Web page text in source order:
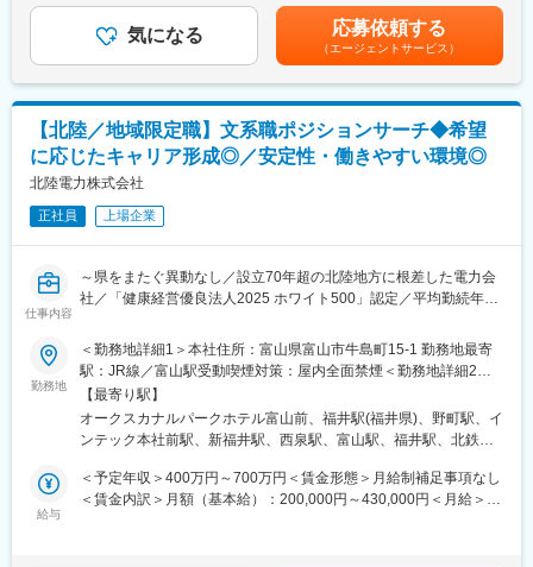
◇平均勤続年数21.9年と長く働き続けている方多数在籍◎
◇UIターン歓迎／入社の際の引越費用や移動費用は支給◎
◇社内規定に該当する場合寮や社宅へご入居可能◎
・8:40～17:20（実働7時間40分）
・フレックスタイム勤務が可能です。
・下記交替勤務の可能性がございます。
＜交代勤務例（３交代勤務）＞
１直 00：00～08：15
２直 08：00～16：15
３直 16：00～24：15
※上記は一例となっております。
部門・働き方により異なるため、ジョブマッチング面談内にて詳
■当社の魅力：
豊富な水資源を活用した高い水力比率を強みとし多種多様な電源
を開発した独自のエネルギーミックスで低廉な電力提供を可能と
してきた当社。地域の未来をえがき、「総合エネルギー事業」拡
る可能性があります。月給(月額)は固定手当を含めた表記です。
気になる 応募依頼する
（エージェントサービス）
【北陸／地域限定職】文系職ポジションサーチ◆希望
に応じたキャリア形成◎／安定性・働きやすい環境◎
北陸電力株式会社
正社員 上場企業
仕事内容
～県をまたぐ異動なし／設立70年超の北陸地方に根差した電力会
社／「健康経営優良法人2025 ホワイト500」認定／平均勤続年数
■業務内容：
事務職のポジションサーチ求人となります。以下いずれかの部門
へ配属となります（入社後、ジョブローテーションあり）。
※県内の異動はありますが、県をまたぐ転勤のない地域限定職で
す。
■具体的には：
勤務地
＜勤務地詳細1＞本社住所：富山県富山市牛島町15-1 勤務地最寄
駅：JR線／富山駅受動喫煙対策：屋内全面禁煙＜勤務地詳細2＞
福井支店住所：福井県福井市日之出1丁目4番1号 勤務地最寄駅：
JR線／福井駅受動喫煙対策：屋内全面禁煙＜勤務地詳細3＞石川
支店住所：石川県金沢市下本多町六番丁11番地 勤務地最寄駅：北
【最寄り駅】
オークスカナルパークホテル富山前、福井駅(福井県)、野町駅、イ
ンテック本社前駅、新福井駅、西泉駅、富山駅、福井駅、北鉄金
給与
＜予定年収＞400万円～700万円＜賃金形態＞月給制補足事項なし
＜賃金内訳＞月額（基本給）：200,000円～430,000円＜月給＞